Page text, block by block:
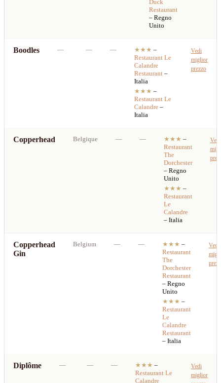
Duck
Restaurant
– Regno
Unito
Boodles — — — ★★★ –
Restaurant Le
Calandre
Restaurant–
Italia
★★★ –
Restaurant Le
Calandre–
Italia
Vedi
miglior
prezzo
Copperhead Belgique — — ★★★ –
Restaurant
The
Dorchester
– Regno
Unito
★★★ –
Restaurant
Le
Calandre
– Italia
Vedi
Copperhead
Gin
Belgium — — ★★★ –
Restaurant
The
Dorchester
Restaurant
– Regno
Unito
★★★ –
Restaurant
Le
Calandre
Restaurant
– Italia
Vedi
Diplôme — — — ★★★ –
RestaurantLe
Calandre
Vedi
miglior